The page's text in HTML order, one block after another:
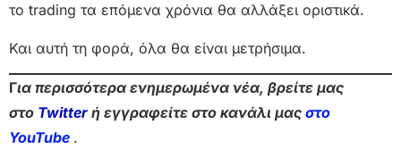
το trading τα επόμενα χρόνια θα αλλάξει οριστικά.
Και αυτή τη φορά, όλα θα είναι μετρήσιμα.
Για περισσότερα ενημερωμένα νέα, βρείτε μας
στο Twitter ή εγγραφείτε στο κανάλι μας στο
YouTube .